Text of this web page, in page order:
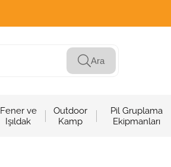
Ara
Fener ve
Işıldak
Outdoor
Kamp
Pil Gruplama
Ekipmanları